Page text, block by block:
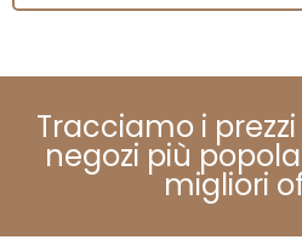
Tracciamo i
negozi più
migliori